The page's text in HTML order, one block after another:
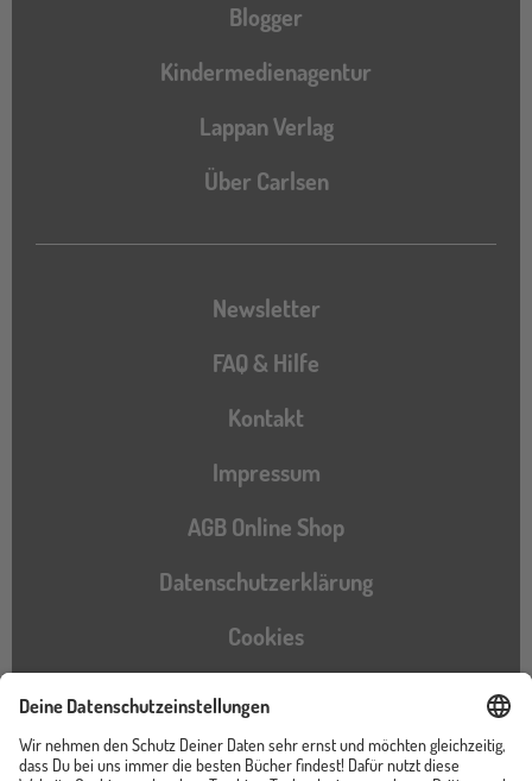
Blogger
Kindermedienagentur
Lappan Verlag
Über Carlsen
Newsletter
FAQ & Hilfe
Kontakt
Impressum
AGB Online Shop
Datenschutzerklärung
Cookies
Barrierefreiheitserklärung